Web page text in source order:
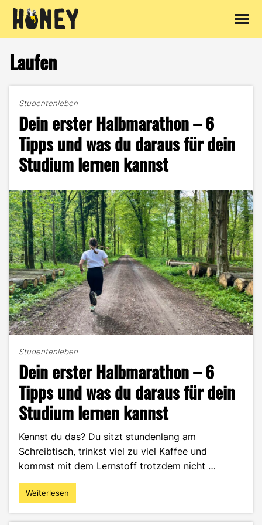
Inhalt
springen
Laufen
Studentenleben
Dein erster Halbmarathon – 6
Tipps und was du daraus für dein
Studium lernen kannst
Studentenleben
Dein erster Halbmarathon – 6
Tipps und was du daraus für dein
Studium lernen kannst
Kennst du das? Du sitzt stundenlang am
Schreibtisch, trinkst viel zu viel Kaffee und
kommst mit dem Lernstoff trotzdem nicht …
"Dein
erster
Weiterlesen